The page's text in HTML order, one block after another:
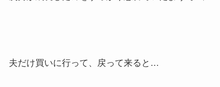
夫だけ買いに行って、戻って来ると…